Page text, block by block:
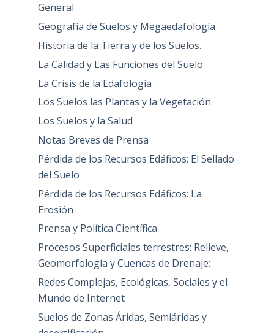
General
Geografía de Suelos y Megaedafología
Historia de la Tierra y de los Suelos.
La Calidad y Las Funciones del Suelo
La Crisis de la Edafología
Los Suelos las Plantas y la Vegetación
Los Suelos y la Salud
Notas Breves de Prensa
Pérdida de los Recursos Edáficos: El Sellado
del Suelo
Pérdida de los Recursos Edáficos: La
Erosión
Prensa y Política Científica
Procesos Superficiales terrestres: Relieve,
Geomorfología y Cuencas de Drenaje:
Redes Complejas, Ecológicas, Sociales y el
Mundo de Internet
Suelos de Zonas Áridas, Semiáridas y